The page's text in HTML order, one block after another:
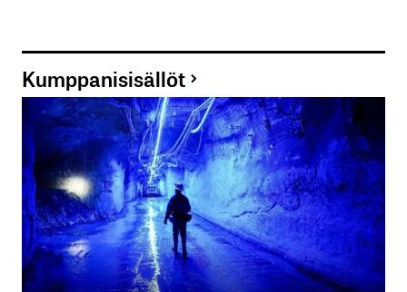
Kumppanisisällöt